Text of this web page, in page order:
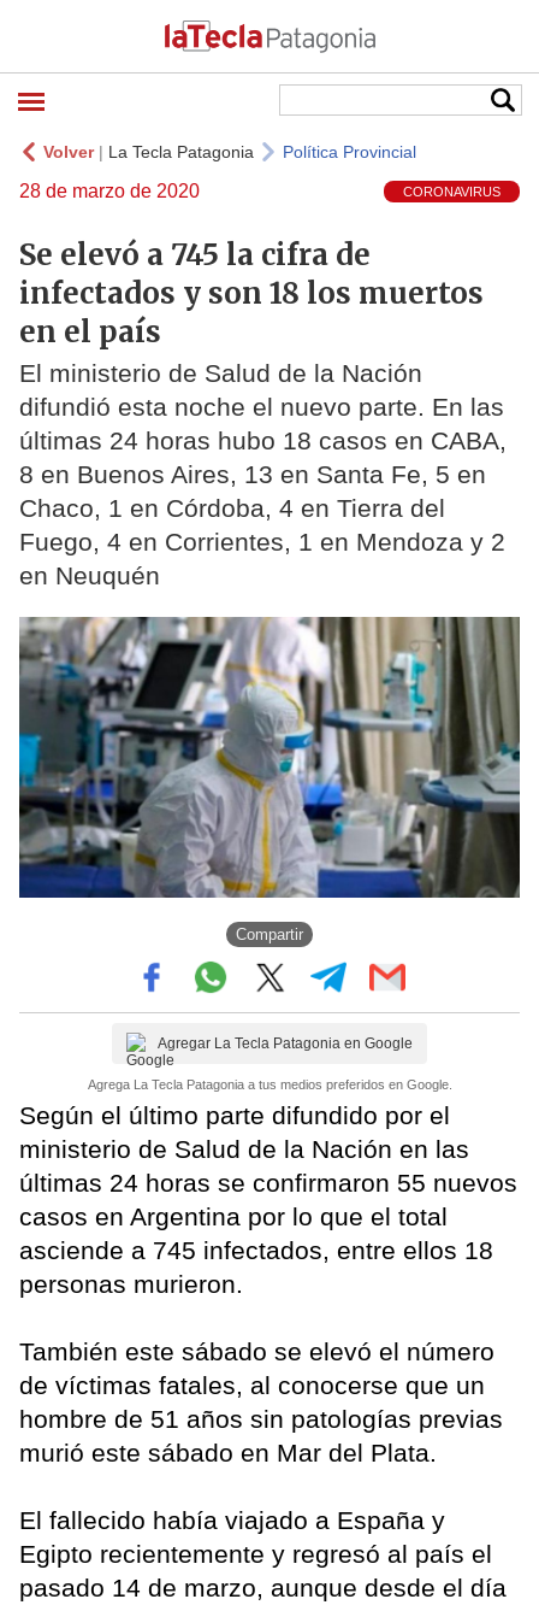
Volver| La Tecla Patagonia Política Provincial
28 de marzo de 2020 CORONAVIRUS
Se elevó a 745 la cifra de
infectados y son 18 los muertos
en el país
El ministerio de Salud de la Nación
difundió esta noche el nuevo parte. En las
últimas 24 horas hubo 18 casos en CABA,
8 en Buenos Aires, 13 en Santa Fe, 5 en
Chaco, 1 en Córdoba, 4 en Tierra del
Fuego, 4 en Corrientes, 1 en Mendoza y 2
en Neuquén
Compartir
Agregar La Tecla Patagonia en Google
Agrega La Tecla Patagonia a tus medios preferidos en Google.
Según el último parte difundido por el
ministerio de Salud de la Nación en las
últimas 24 horas se confirmaron 55 nuevos
casos en Argentina por lo que el total
asciende a 745 infectados, entre ellos 18
personas murieron.
También este sábado se elevó el número
de víctimas fatales, al conocerse que un
hombre de 51 años sin patologías previas
murió este sábado en Mar del Plata.
El fallecido había viajado a España y
Egipto recientemente y regresó al país el
pasado 14 de marzo, aunque desde el día